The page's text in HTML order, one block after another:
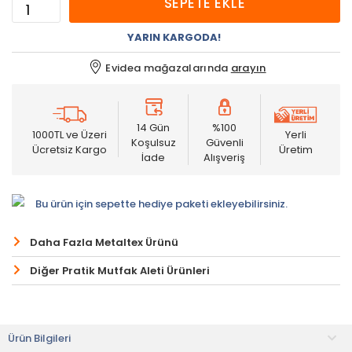
YARIN KARGODA!
Evidea mağazalarında arayın
1000TL ve Üzeri
Ücretsiz Kargo
14 Gün
Koşulsuz
İade
%100
Güvenli
Alışveriş
Yerli
Üretim
Bu ürün için sepette hediye paketi ekleyebilirsiniz.
Daha Fazla Metaltex Ürünü
Diğer Pratik Mutfak Aleti Ürünleri
Ürün Bilgileri